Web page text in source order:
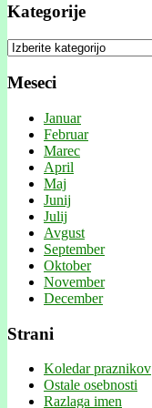
Kategorije
Kategorije
Meseci
Januar
Februar
Marec
April
Maj
Junij
Julij
Avgust
September
Oktober
November
December
Strani
Koledar praznikov
Ostale osebnosti
Razlaga imen